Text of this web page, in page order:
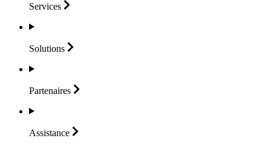
Services
Solutions
Partenaires
Assistance